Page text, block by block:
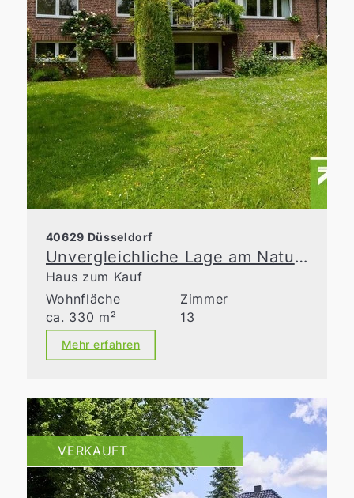
40629 Düsseldorf
Unvergleichliche Lage am Naturschutzgebiet
Haus zum Kauf
Wohnfläche
ca. 330 m²
Zimmer
13
Mehr erfahren
VERKAUFT